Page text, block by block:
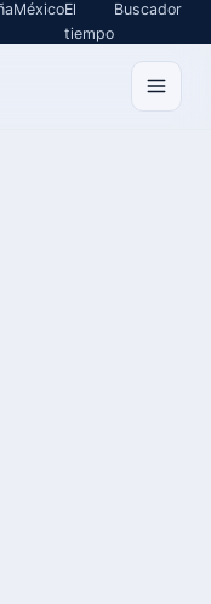
MéxicoEl
tiempo
Buscador